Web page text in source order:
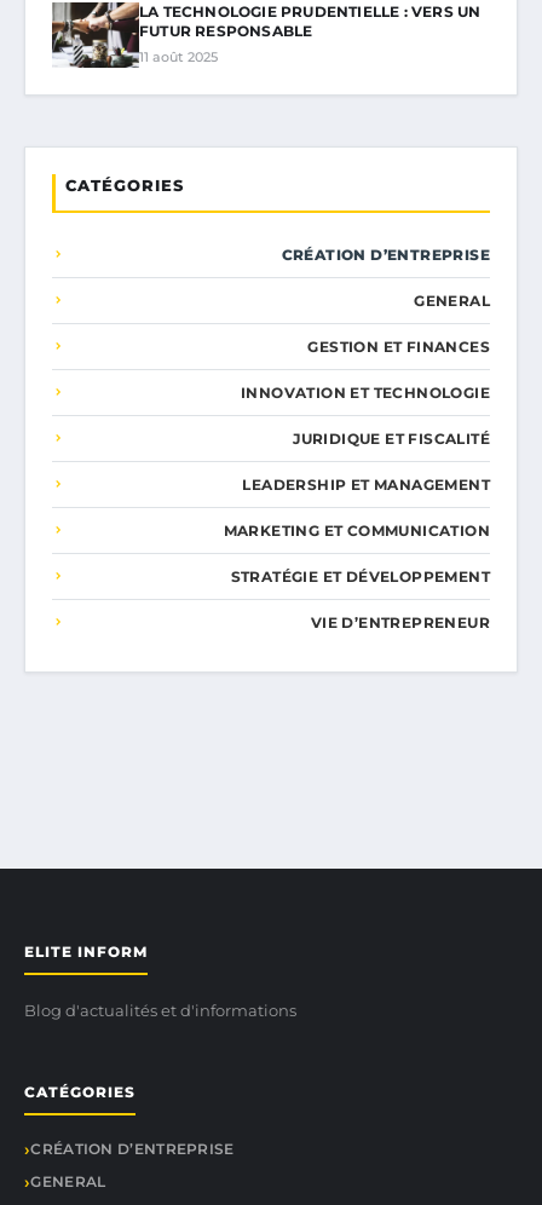
LA TECHNOLOGIE PRUDENTIELLE : VERS UN
FUTUR RESPONSABLE
11 août 2025
CATÉGORIES
CRÉATION D’ENTREPRISE
GENERAL
GESTION ET FINANCES
INNOVATION ET TECHNOLOGIE
JURIDIQUE ET FISCALITÉ
LEADERSHIP ET MANAGEMENT
MARKETING ET COMMUNICATION
STRATÉGIE ET DÉVELOPPEMENT
VIE D’ENTREPRENEUR
ELITE INFORM
Blog d'actualités et d'informations
CATÉGORIES
CRÉATION D’ENTREPRISE
GENERAL